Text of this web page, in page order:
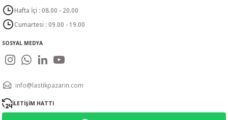
Hafta İçi : 08.00 - 20.00
Cumartesi : 09.00 - 19.00
SOSYAL MEDYA
info@lastikpazarin.com
İLETİŞİM HATTI